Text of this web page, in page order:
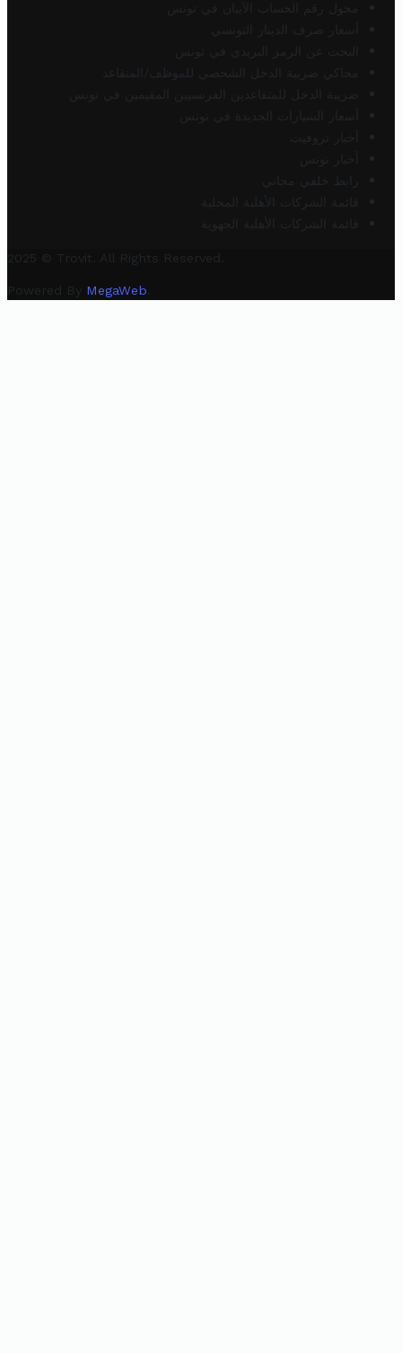
محول رقم الحساب الآيبان في تونس
أسعار صرف الدينار التونسي
البحث عن الرمز البريدي في تونس
محاكي ضريبة الدخل الشخصي للموظف/المتقاعد
ضريبة الدخل للمتقاعدين الفرنسيين المقيمين في تونس
أسعار السيارات الجديدة في تونس
أخبار تروفيت
أخبار تونس
رابط خلفي مجاني
قائمة الشركات الأهلية المحلية
قائمة الشركات الأهلية الجهوية
2025 © Trovit. All Rights Reserved.
Powered By MegaWeb